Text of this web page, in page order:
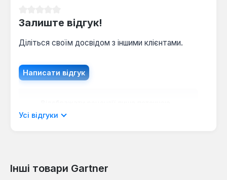
Залиште відгук!
Діліться своїм досвідом з іншими клієнтами.
Написати відгук
мовою.
Відгуків не знайдено. Поділіться
Усі відгуки
Інші товари Gartner